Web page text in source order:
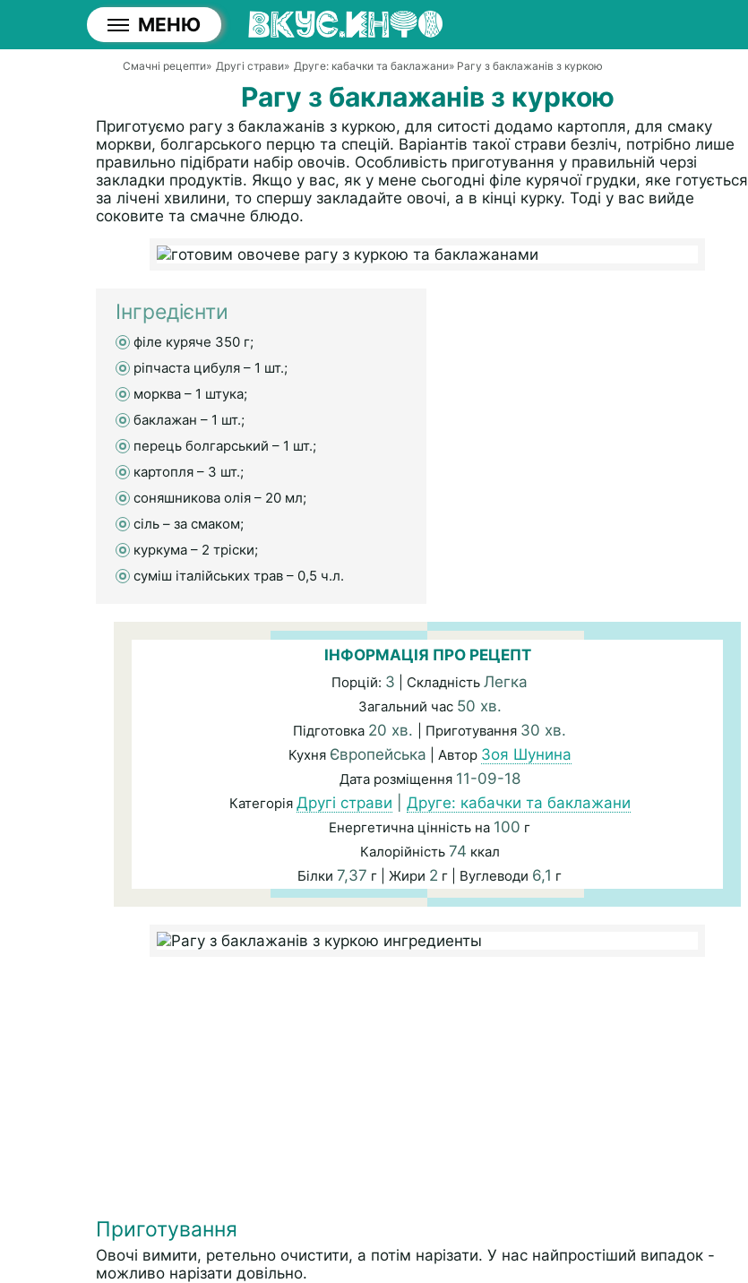
МЕНЮ
Смачні рецепти» Другі страви» Друге: кабачки та баклажани» Рагу з баклажанів з куркою
Рагу з баклажанів з куркою
Приготуємо рагу з баклажанів з куркою, для ситості додамо картопля, для смаку
моркви, болгарського перцю та спецій. Варіантів такої страви безліч, потрібно лише
правильно підібрати набір овочів. Особливість приготування у правильній черзі
закладки продуктів. Якщо у вас, як у мене сьогодні філе курячої грудки, яке готується
за лічені хвилини, то спершу закладайте овочі, а в кінці курку. Тоді у вас вийде
соковите та смачне блюдо.
Інгредієнти
філе куряче 350 г;
ріпчаста цибуля – 1 шт.;
морква – 1 штука;
баклажан – 1 шт.;
перець болгарський – 1 шт.;
картопля – 3 шт.;
соняшникова олія – 20 мл;
сіль – за смаком;
куркума – 2 тріски;
суміш італійських трав – 0,5 ч.л.
ІНФОРМАЦІЯ ПРО РЕЦЕПТ
Порцій: 3 | Складність Легка
Загальний час 50 хв.
Підготовка 20 хв. | Приготування 30 хв.
Кухня Європейська | Автор Зоя Шунина
Дата розміщення 11-09-18
Категорія Другі страви Друге: кабачки та баклажани
Енергетична цінність на 100 г
Калорійність 74 ккал
Білки 7,37 г | Жири 2 г | Вуглеводи 6,1 г
Приготування
Овочі вимити, ретельно очистити, а потім нарізати. У нас найпростіший випадок -
можливо нарізати довільно.